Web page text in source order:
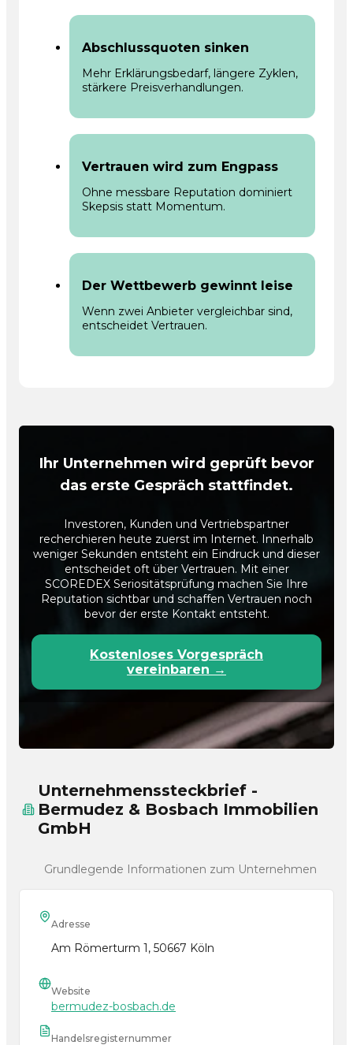
Abschlussquoten sinken
Mehr Erklärungsbedarf, längere Zyklen,
stärkere Preisverhandlungen.
Vertrauen wird zum Engpass
Ohne messbare Reputation dominiert
Skepsis statt Momentum.
Der Wettbewerb gewinnt leise
Wenn zwei Anbieter vergleichbar sind,
entscheidet Vertrauen.
Ihr Unternehmen wird geprüft bevor
das erste Gespräch stattfindet.
Investoren, Kunden und Vertriebspartner
recherchieren heute zuerst im Internet. Innerhalb
weniger Sekunden entsteht ein Eindruck und dieser
entscheidet oft über Vertrauen. Mit einer
SCOREDEX Seriositätsprüfung machen Sie Ihre
Reputation sichtbar und schaffen Vertrauen noch
bevor der erste Kontakt entsteht.
Kostenloses Vorgespräch
vereinbaren →
Unternehmenssteckbrief -
Bermudez & Bosbach Immobilien
GmbH
Grundlegende Informationen zum Unternehmen
Adresse
Am Römerturm 1, 50667 Köln
Website
bermudez-bosbach.de
Handelsregisternummer